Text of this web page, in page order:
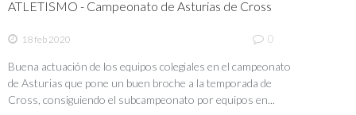
ATLETISMO - Campeonato de Asturias de Cross
18 feb 2020 0
Buena actuación de los equipos colegiales en el campeonato
de Asturias que pone un buen broche a la temporada de
Cross, consiguiendo el subcampeonato por equipos en...